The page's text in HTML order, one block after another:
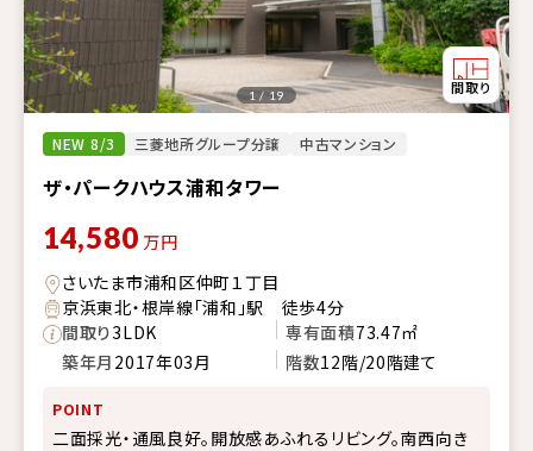
NEW 8/3 三菱地所グループ分譲 中古マンション
ザ・パークハウス浦和タワー
1 / 19
14,580 万円
さいたま市浦和区仲町１丁目
京浜東北・根岸線「浦和」駅 徒歩4分
間取り3LDK 専有面積73.47㎡
築年月 2017年03月 階数12階/20階建て
POINT
二面採光・通風良好。開放感あふれるリビング。南西向き